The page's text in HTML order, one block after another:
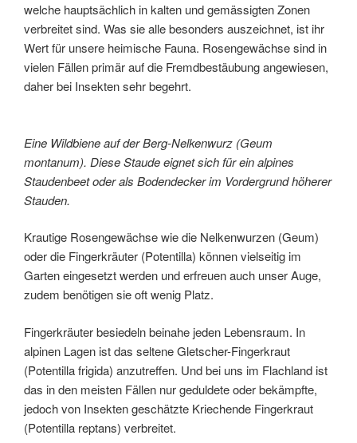
welche hauptsächlich in kalten und gemässigten Zonen
verbreitet sind. Was sie alle besonders auszeichnet, ist ihr
Wert für unsere heimische Fauna. Rosengewächse sind in
vielen Fällen primär auf die Fremdbestäubung angewiesen,
daher bei Insekten sehr begehrt.
Eine Wildbiene auf der Berg-Nelkenwurz (Geum
montanum). Diese Staude eignet sich für ein alpines
Staudenbeet oder als Bodendecker im Vordergrund höherer
Stauden.
Krautige Rosengewächse wie die Nelkenwurzen (Geum)
oder die Fingerkräuter (Potentilla) können vielseitig im
Garten eingesetzt werden und erfreuen auch unser Auge,
zudem benötigen sie oft wenig Platz.
Fingerkräuter besiedeln beinahe jeden Lebensraum. In
alpinen Lagen ist das seltene Gletscher-Fingerkraut
(Potentilla frigida) anzutreffen. Und bei uns im Flachland ist
das in den meisten Fällen nur geduldete oder bekämpfte,
jedoch von Insekten geschätzte Kriechende Fingerkraut
(Potentilla reptans) verbreitet.